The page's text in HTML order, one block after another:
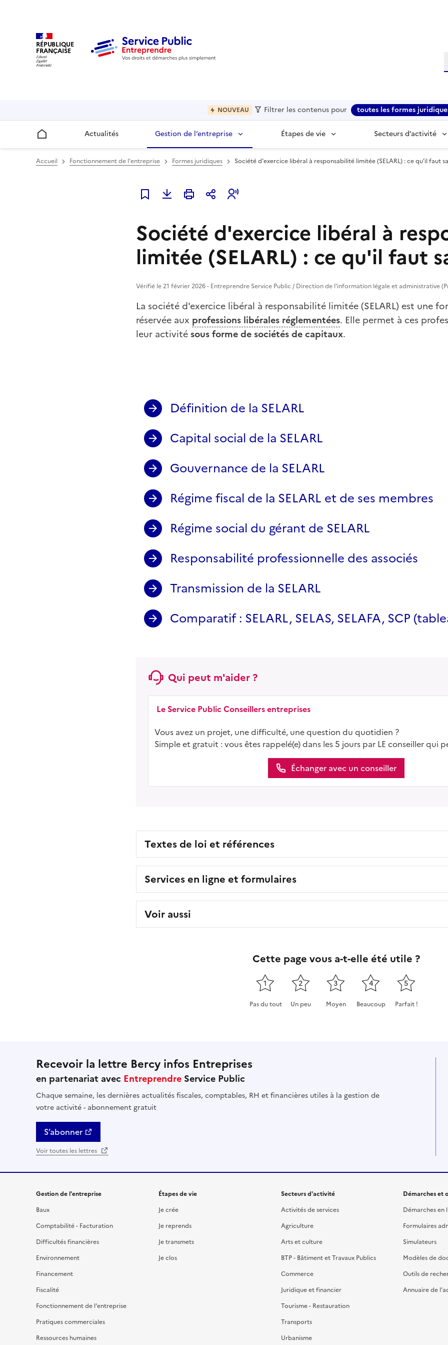
RÉPUBLIQUE
FRANÇAISE
NOUVEAU Filtrer les contenus pour toutes les formes
Accueil Actualités Gestion de l’entreprise Étapes de vie Secteurs d’activité
Accueil Fonctionnement de l'entreprise Formes juridiques Société d'exercice libéral à responsabilité limitée (SELARL) : ce qu'il faut
Ajouter à mes favoris
Société d'exercice libéral à
limitée (SELARL) : ce qu'il faut
Vérifié le 21 février 2026 - Entreprendre Service Public / Direction de l'information légale et administrative
La société d'exercice libéral à responsabilité limitée (SELARL) est une
réservée aux professions libérales réglementées. Elle permet à ces
leur activitésous forme de sociétés de capitaux.
Définition de la SELARL
Capital social de la SELARL
Gouvernance de la SELARL
Régime fiscal de la SELARL et de ses membres
Régime social du gérant de SELARL
Responsabilité professionnelle des associés
Transmission de la SELARL
Comparatif : SELARL, SELAS, SELAFA, SCP
Qui peut m'aider ?
Le Service Public Conseillers entreprises
Vous avez un projet, une difficulté, une question du quotidien ?
Simple et gratuit : vous êtes rappelé(e) dans les 5 jours par LE conseiller qui
Échanger avec un conseiller
Textes de loi et références
Services en ligne et formulaires
Voir aussi
Cette page vous a-t-elle été utile ?
1
Pas du tout
2
Un peu
3
Moyen
4
Beaucoup
5
Parfait !
Recevoir la lettre Bercy infos Entreprises
en partenariat avec Entreprendre Service Public
Chaque semaine, les dernières actualités fiscales, comptables, RH et financières utiles à la gestion de
votre activité - abonnement gratuit
S’abonner
Voir toutes les lettres
Gestion de l'entreprise
Baux
Comptabilité - Facturation
Difficultés financières
Environnement
Financement
Fiscalité
Fonctionnement de l'entreprise
Pratiques commerciales
Ressources humaines
Étapes de vie
Je crée
Je reprends
Je transmets
Je clos
Secteurs d'activité
Activités de services
Agriculture
Arts et culture
BTP - Bâtiment et Travaux Publics
Commerce
Juridique et financier
Tourisme - Restauration
Transports
Urbanisme
Démarches et
Démarches en
Formulaires
Simulateurs
Modèles de
Outils de
Annuaire de